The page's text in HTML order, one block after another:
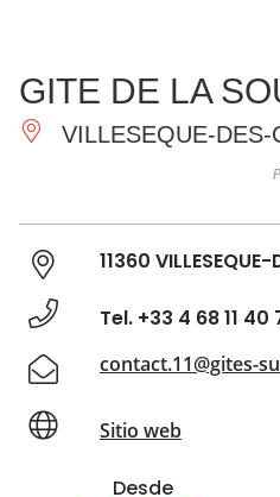
IMPRESCINDIBLES
HACER
GITE DE LA
VILLESEQUE-DES-
11360 VILLESEQUE-
Tel. +33 4 68 11 40
contact.11@gites-
Sitio web
Desde